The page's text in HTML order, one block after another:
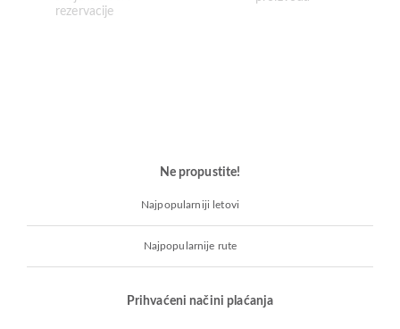
Ne propustite!
Najpopularniji letovi
Najpopularnije rute
Prihvaćeni načini plaćanja